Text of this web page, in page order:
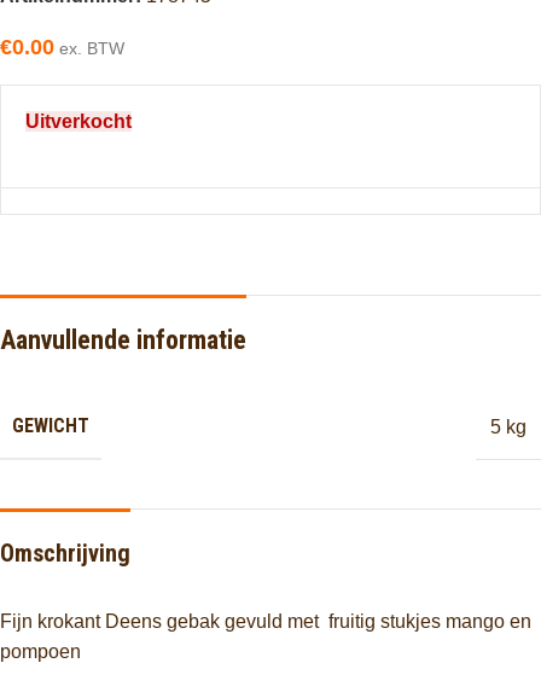
€0.00 ex. BTW
Uitverkocht
Aanvullende informatie
GEWICHT 5 kg
Omschrijving
Fijn krokant Deens gebak gevuld met fruitig stukjes mango en
pompoen